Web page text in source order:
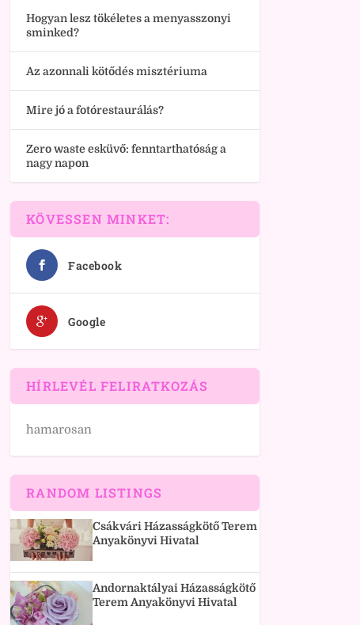
Hogyan lesz tökéletes a menyasszonyi
sminked?
Az azonnali kötődés misztériuma
Mire jó a fotórestaurálás?
Zero waste esküvő: fenntarthatóság a
nagy napon
KÖVESSEN MINKET:
Facebook
Google
HÍRLEVÉL FELIRATKOZÁS
hamarosan
RANDOM LISTINGS
Csákvári Házasságkötő Terem
Anyakönyvi Hivatal
Andornaktályai Házasságkötő
Terem Anyakönyvi Hivatal